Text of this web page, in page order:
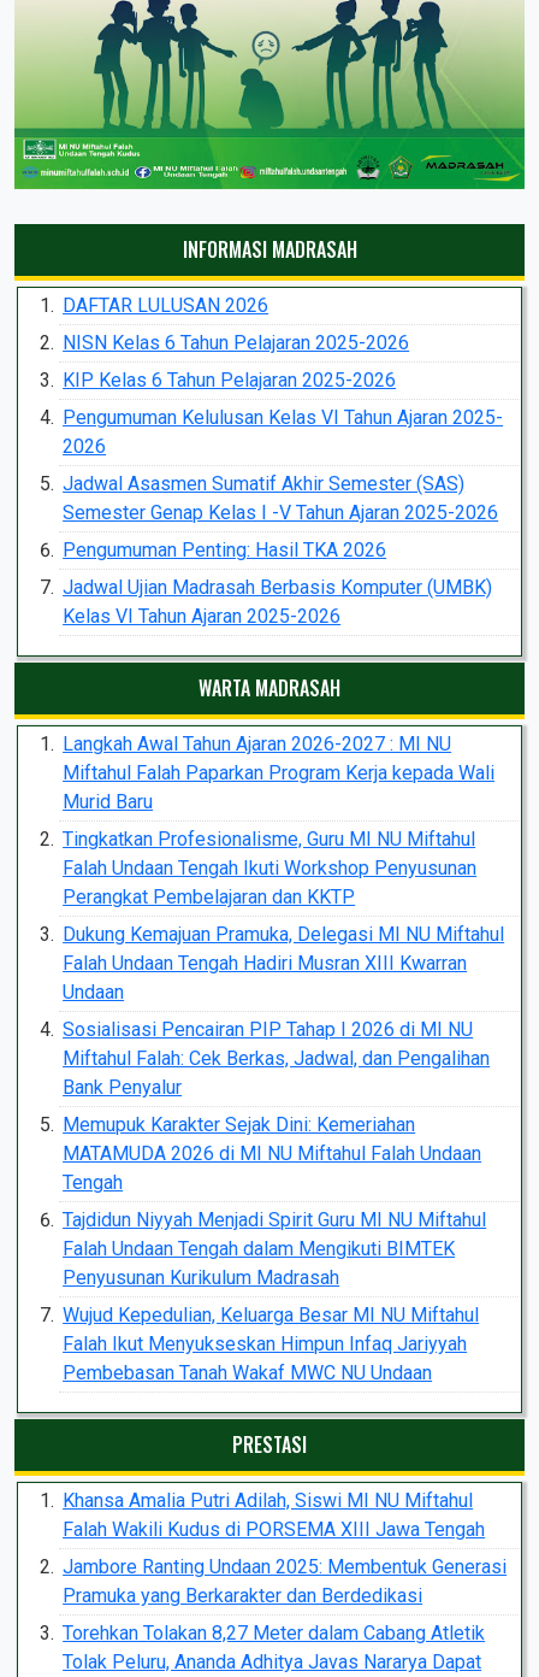
INFORMASI MADRASAH
DAFTAR LULUSAN 2026
NISN Kelas 6 Tahun Pelajaran 2025-2026
KIP Kelas 6 Tahun Pelajaran 2025-2026
Pengumuman Kelulusan Kelas VI Tahun Ajaran 2025-
2026
Jadwal Asasmen Sumatif Akhir Semester (SAS)
Semester Genap Kelas I -V Tahun Ajaran 2025-2026
Pengumuman Penting: Hasil TKA 2026
Jadwal Ujian Madrasah Berbasis Komputer (UMBK)
Kelas VI Tahun Ajaran 2025-2026
WARTA MADRASAH
Langkah Awal Tahun Ajaran 2026-2027 : MI NU
Miftahul Falah Paparkan Program Kerja kepada Wali
Murid Baru
Tingkatkan Profesionalisme, Guru MI NU Miftahul
Falah Undaan Tengah Ikuti Workshop Penyusunan
Perangkat Pembelajaran dan KKTP
Dukung Kemajuan Pramuka, Delegasi MI NU Miftahul
Falah Undaan Tengah Hadiri Musran XIII Kwarran
Undaan
Sosialisasi Pencairan PIP Tahap I 2026 di MI NU
Miftahul Falah: Cek Berkas, Jadwal, dan Pengalihan
Bank Penyalur
Memupuk Karakter Sejak Dini: Kemeriahan
MATAMUDA 2026 di MI NU Miftahul Falah Undaan
Tengah
Tajdidun Niyyah Menjadi Spirit Guru MI NU Miftahul
Falah Undaan Tengah dalam Mengikuti BIMTEK
Penyusunan Kurikulum Madrasah
Wujud Kepedulian, Keluarga Besar MI NU Miftahul
Falah Ikut Menyukseskan Himpun Infaq Jariyyah
Pembebasan Tanah Wakaf MWC NU Undaan
PRESTASI
Khansa Amalia Putri Adilah, Siswi MI NU Miftahul
Falah Wakili Kudus di PORSEMA XIII Jawa Tengah
Jambore Ranting Undaan 2025: Membentuk Generasi
Pramuka yang Berkarakter dan Berdedikasi
Torehkan Tolakan 8,27 Meter dalam Cabang Atletik
Tolak Peluru, Ananda Adhitya Javas Nararya Dapat